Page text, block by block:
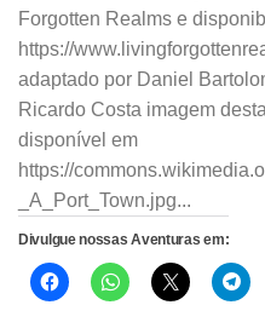
Forgotten Realms e
https://
adaptado por Daniel
Ricardo Costa imagem
disponível em
https://
_A_Port_Town.jpg...
Divulgue nossas Aventuras em: